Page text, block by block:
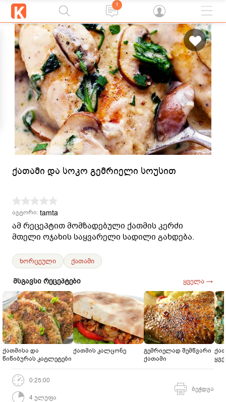
1
ქათამი და სოკო გემრიელი სოუსით
ავტორი:tamta
ამ რეცეპტით მომზადებული ქათმის კერძი
მთელი ოჯახის საყვარელი სადილი გახდება.
ხორცეული ქათამი
მსგავსი რეცეპტები ყველა →
ქათმისა და
წიწიბურას კატლეტები
ქათმის კალცონე
გემრიელად შემწვარი
ქათამი
0:25:00
4 ულუფა
ბეჭდვა